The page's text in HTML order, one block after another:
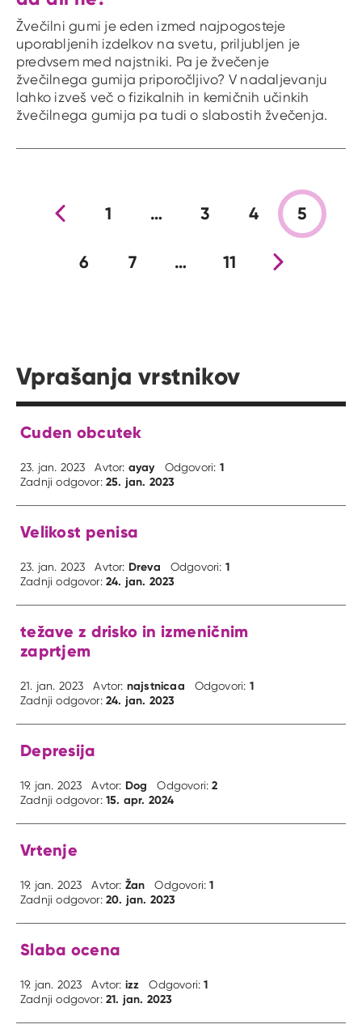
Žvečilni gumi je eden izmed najpogosteje
uporabljenih izdelkov na svetu, priljubljen je
predvsem med najstniki. Pa je žvečenje
žvečilnega gumija priporočljivo? V nadaljevanju
lahko izveš več o fizikalnih in kemičnih učinkih
žvečilnega gumija pa tudi o slabostih žvečenja.
Prejšnja stran
1 … 3 4 5
6 7 … 11Nova stran
Vprašanja vrstnikov
Cuden obcutek
23. jan. 2023 Avtor: ayay Odgovori: 1
Zadnji odgovor:25. jan. 2023
Velikost penisa
23. jan. 2023 Avtor: Dreva Odgovori: 1
Zadnji odgovor:24. jan. 2023
težave z drisko in izmeničnim
zaprtjem
21. jan. 2023 Avtor: najstnicaa Odgovori: 1
Zadnji odgovor:24. jan. 2023
Depresija
19. jan. 2023 Avtor: Dog Odgovori:2
Zadnji odgovor:15. apr. 2024
Vrtenje
19. jan. 2023 Avtor: Žan Odgovori:1
Zadnji odgovor:20. jan. 2023
Slaba ocena
19. jan. 2023 Avtor: izz Odgovori:1
Zadnji odgovor:21. jan. 2023